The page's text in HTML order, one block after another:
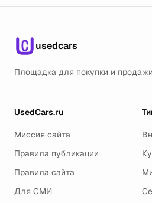
usedcars
Площадка для покупки и
UsedCars.ru
Миссия сайта
Правила публикации
Правила сайта
Для СМИ